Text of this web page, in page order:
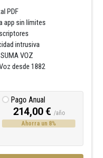
PDF
app sin límites
intrusiva
VOZ
desde 1882
Pago Anual
214,00 € /año
Ahorra un 8%